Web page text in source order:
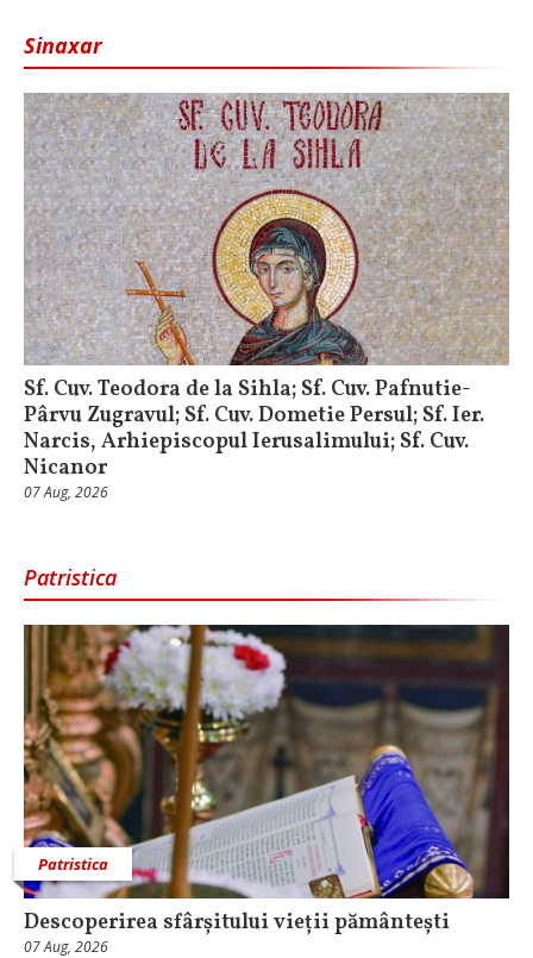
Sinaxar
Sf. Cuv. Teodora de la Sihla; Sf. Cuv. Pafnutie-
Pârvu Zugravul; Sf. Cuv. Dometie Persul; Sf. Ier.
Narcis, Arhiepiscopul Ierusalimului; Sf. Cuv.
Nicanor
07 Aug, 2026
Patristica
Patristica
Descoperirea sfârșitului vieții pământești
07 Aug, 2026